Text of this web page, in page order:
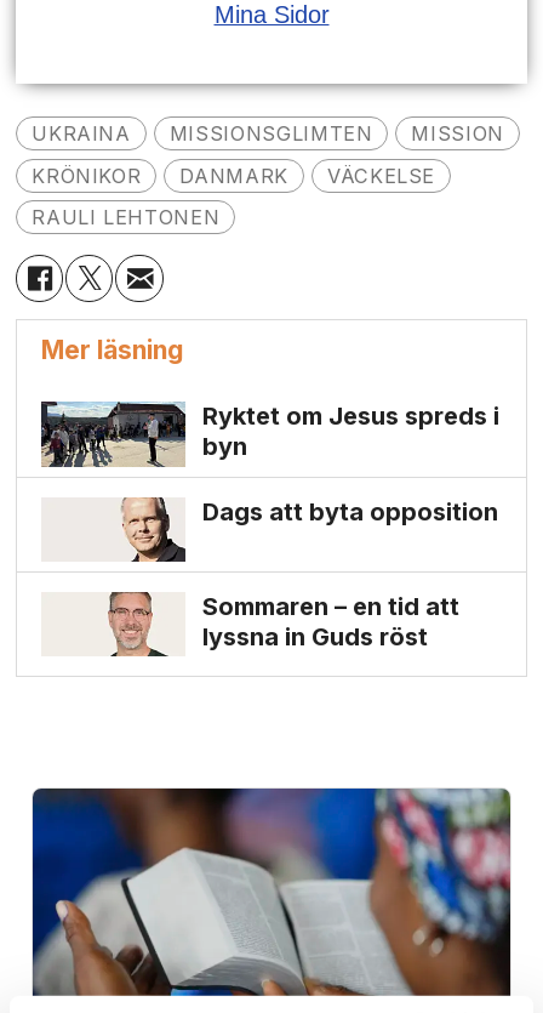
Mina Sidor
UKRAINA MISSIONSGLIMTEN
MISSION
KRÖNIKOR
DANMARK
VÄCKELSE
RAULI LEHTONEN
Mer läsning
Ryktet om Jesus spreds i
byn
Dags att byta opposition
Sommaren – en tid att
lyssna in Guds röst